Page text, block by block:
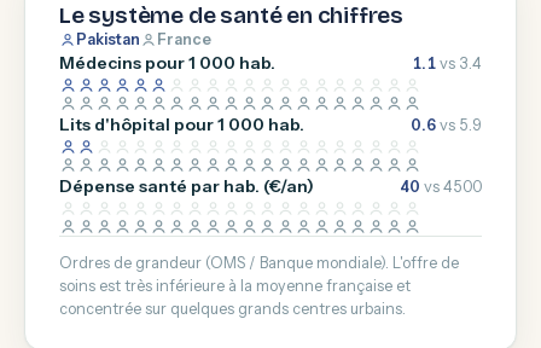
Le système de santé en chiffres
Pakistan France
Médecins pour 1 000 hab. 1.1vs 3.4
Lits d'hôpital pour 1 000 hab. 0.6vs 5.9
Dépense santé par hab. (€/an) 40 vs 4500
Ordres de grandeur (OMS / Banque mondiale). L'offre de
soins est très inférieure à la moyenne française et
concentrée sur quelques grands centres urbains.